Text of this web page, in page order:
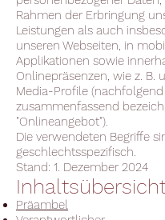
Rahmen der Erbringung
Leistungen als auch
unseren Webseiten, in
Applikationen sowie
Onlinepräsenzen, wie z. B.
Media-Profile (nachfolgend
zusammenfassend
"Onlineangebot").
Die verwendeten Begriffe
geschlechtsspezifisch.
Stand: 1. Dezember 2024
Präambel